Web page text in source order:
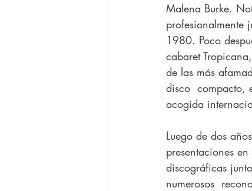
Malena Burke.
profesionalmente
1980. Poco
cabaret
de las más
disco  compacto,
acogida
Luego de dos
presentaciones
discográficas
numerosos